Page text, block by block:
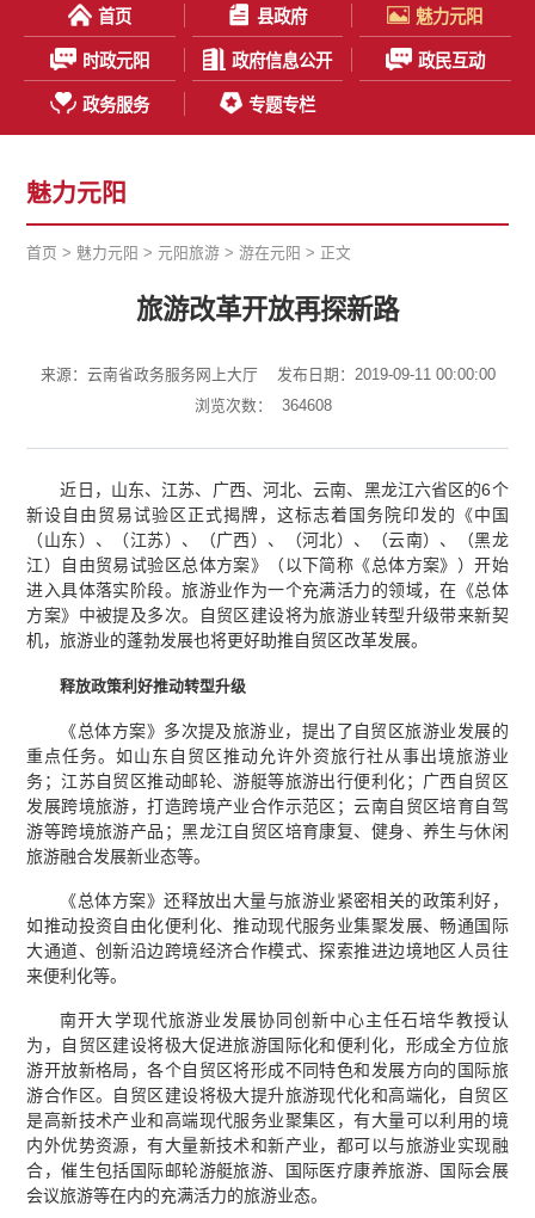
首页 县政府 魅力元阳
时政元阳 政府信息公开 政民互动
政务服务 专题专栏
魅力元阳
首页 > 魅力元阳 >元阳旅游 >游在元阳 > 正文
旅游改革开放再探新路
来源：云南省政务服务网上大厅
发布日期：2019-09-11 00:00:00
浏览次数：
364608
近日，山东、江苏、广西、河北、云南、黑龙江六省区的6个
新设自由贸易试验区正式揭牌，这标志着国务院印发的《中国
（山东）、（江苏）、（广西）、（河北）、（云南）、（黑龙
江）自由贸易试验区总体方案》（以下简称《总体方案》）开始
进入具体落实阶段。旅游业作为一个充满活力的领域，在《总体
方案》中被提及多次。自贸区建设将为旅游业转型升级带来新契
机，旅游业的蓬勃发展也将更好助推自贸区改革发展。
释放政策利好推动转型升级
《总体方案》多次提及旅游业，提出了自贸区旅游业发展的
重点任务。如山东自贸区推动允许外资旅行社从事出境旅游业
务；江苏自贸区推动邮轮、游艇等旅游出行便利化；广西自贸区
发展跨境旅游，打造跨境产业合作示范区；云南自贸区培育自驾
游等跨境旅游产品；黑龙江自贸区培育康复、健身、养生与休闲
旅游融合发展新业态等。
《总体方案》还释放出大量与旅游业紧密相关的政策利好，
如推动投资自由化便利化、推动现代服务业集聚发展、畅通国际
大通道、创新沿边跨境经济合作模式、探索推进边境地区人员往
来便利化等。
南开大学现代旅游业发展协同创新中心主任石培华教授认
为，自贸区建设将极大促进旅游国际化和便利化，形成全方位旅
游开放新格局，各个自贸区将形成不同特色和发展方向的国际旅
游合作区。自贸区建设将极大提升旅游现代化和高端化，自贸区
是高新技术产业和高端现代服务业聚集区，有大量可以利用的境
内外优势资源，有大量新技术和新产业，都可以与旅游业实现融
合，催生包括国际邮轮游艇旅游、国际医疗康养旅游、国际会展
会议旅游等在内的充满活力的旅游业态。